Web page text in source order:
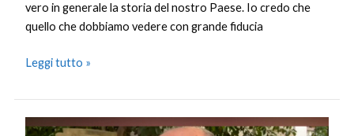
vero in generale la storia del nostro Paese. Io credo che
quello che dobbiamo vedere con grande fiducia
Leggi tutto »
46